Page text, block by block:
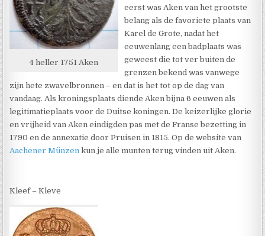
4 heller 1751 Aken
eerst was Aken van het grootste
belang als de favoriete plaats van
Karel de Grote, nadat het
eeuwenlang een badplaats was
geweest die tot ver buiten de
grenzen bekend was vanwege
zijn hete zwavelbronnen – en dat is het tot op de dag van
vandaag. Als kroningsplaats diende Aken bijna 6 eeuwen als
legitimatieplaats voor de Duitse koningen. De keizerlijke glorie
en vrijheid van Aken eindigden pas met de Franse bezetting in
1790 en de annexatie door Pruisen in 1815. Op de website van
Aachener Münzen kun je alle munten terug vinden uit Aken.
Kleef – Kleve